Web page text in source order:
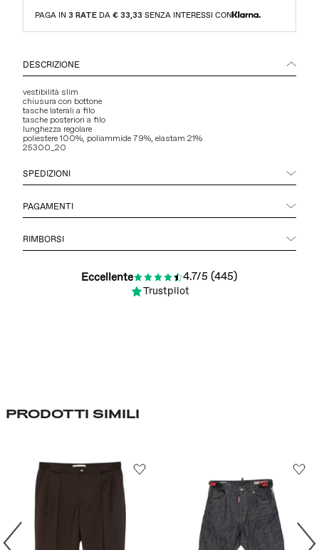
PAGA IN 3 RATE DA € 33,33 SENZA INTERESSI CON
DESCRIZIONE
vestibilità slim
chiusura con bottone
tasche laterali a filo
tasche posteriori a filo
lunghezza regolare
poliestere 100%, poliammide 79%, elastam 21%
25300_20
SPEDIZIONI
PAGAMENTI
RIMBORSI
Eccellente 4.7/5 (445)
Trustpilot
PRODOTTI SIMILI